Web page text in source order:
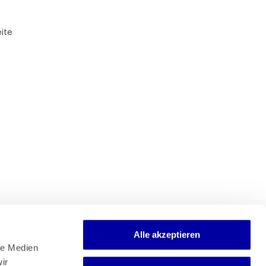
Medien
Alle akzeptieren